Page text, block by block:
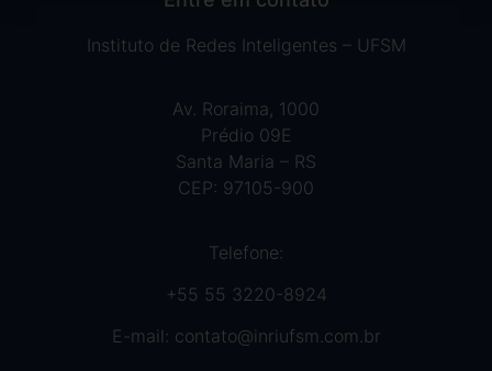
Instituto de Redes Inteligentes – UFSM
Av. Roraima, 1000
Prédio 09E
Santa Maria – RS
CEP: 97105-900
Telefone:
+55 55 3220-8924
E-mail: contato@inriufsm.com.br